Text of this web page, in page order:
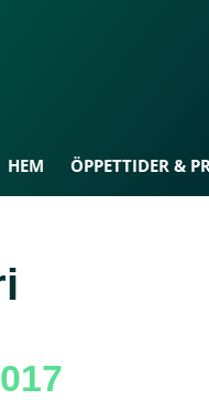
HEM ÖPPETTIDER &